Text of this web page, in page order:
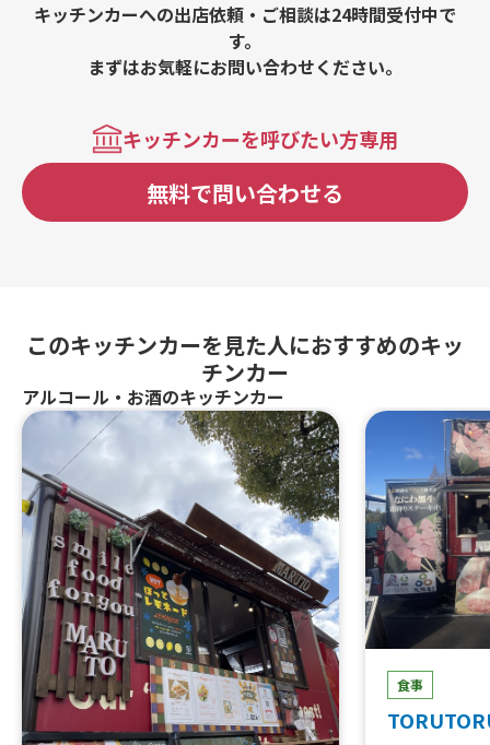
キッチンカーへの出店依頼・ご相談は24時間受付中で
す。
まずはお気軽にお問い合わせください。
キッチンカーを呼びたい方専用
無料で問い合わせる
このキッチンカーを見た人におすすめのキッ
チンカー
アルコール・お酒のキッチンカー
食事